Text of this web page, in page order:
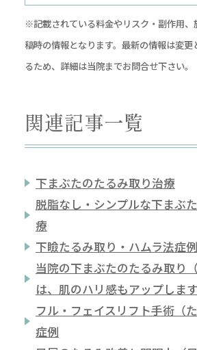
※記載されている料金やリスク・副作用、
稿時の情報となります。最新の情報は変更
るため、詳細は当院までお問合せ下さい。
関連記事一覧
下まぶたのたるみ取り治療
脱脂なし・シンプルな下まぶ
療
下瞼たるみ取り・ハムラ法症例
当院の下まぶたのたるみ取り（
は、肌のハリ感もアップします
フル・フェイスリフト手術（
症例